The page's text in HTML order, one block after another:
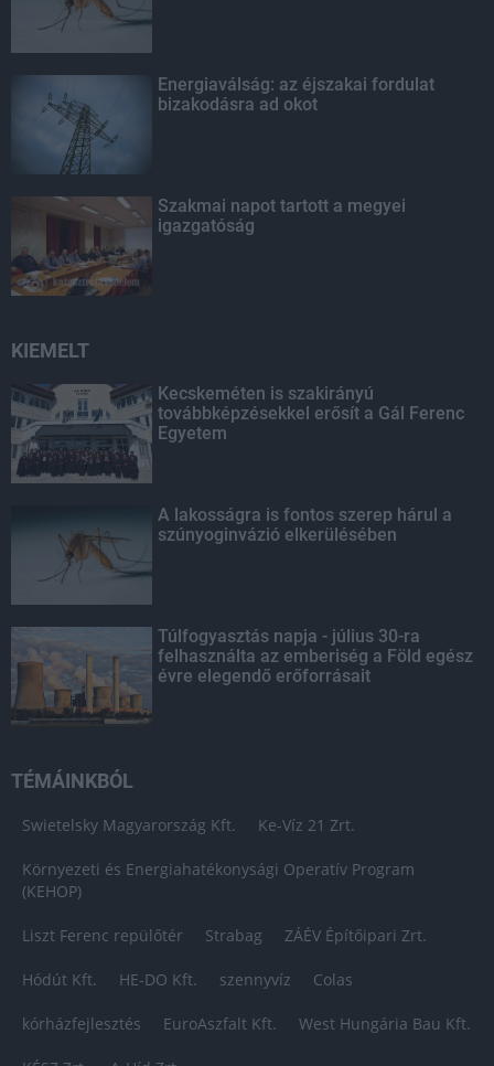
Energiaválság: az éjszakai fordulat
bizakodásra ad okot
Szakmai napot tartott a megyei
igazgatóság
KIEMELT
Kecskeméten is szakirányú
továbbképzésekkel erősít a Gál Ferenc
Egyetem
A lakosságra is fontos szerep hárul a
szúnyoginvázió elkerülésében
Túlfogyasztás napja - július 30-ra
felhasználta az emberiség a Föld egész
évre elegendő erőforrásait
TÉMÁINKBÓL
Swietelsky Magyarország Kft. Ke-Víz 21 Zrt.
Környezeti és Energiahatékonysági Operatív Program
(KEHOP)
Liszt Ferenc repülőtér Strabag ZÁÉV Építőipari Zrt.
Hódút Kft. HE-DO Kft. szennyvíz Colas
kórházfejlesztés EuroAszfalt Kft. West Hungária Bau Kft.